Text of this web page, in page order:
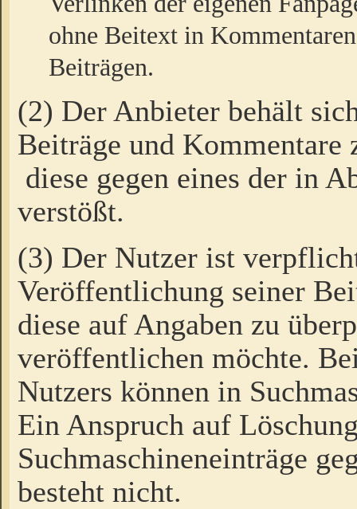
ohne Beitext in
Beiträgen.
(2) Der Anbieter behält
Beiträge und Kommentare
diese gegen eines der in
verstößt.
(3) Der Nutzer ist
Veröffentlichung seiner
diese auf Angaben zu
veröffentlichen möchte.
Nutzers können in
Ein Anspruch auf
Suchmaschineneinträge
besteht nicht.